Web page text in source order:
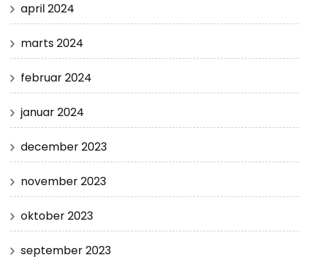
april 2024
marts 2024
februar 2024
januar 2024
december 2023
november 2023
oktober 2023
september 2023